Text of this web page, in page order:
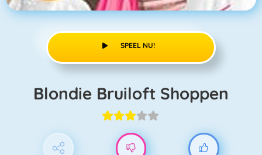
SPEEL NU!
Blondie Bruiloft Shoppen